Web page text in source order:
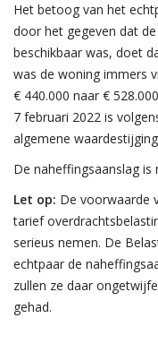
Het betoog van het
door het gegeven dat
beschikbaar was, doet
was de woning immers
€ 440.000 naar €
7 februari 2022 is
algemene
De naheffingsaanslag
Let op: De voorwaarde
tarief
serieus nemen. De
echtpaar de
zullen ze daar
gehad.